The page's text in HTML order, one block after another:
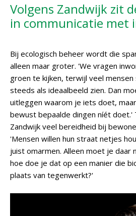
Volgens Zandwijk zit
in communicatie met
Bij ecologisch beheer wordt die
alleen maar groter. 'We vragen
groen te kijken, terwijl veel
steeds als ideaalbeeld zien. Dan
uitleggen waarom je iets doet,
bewust bepaalde dingen níét
Zandwijk veel bereidheid bij
'Mensen willen hun straat netjes
juist omarmen. Alleen moet je daar
hoe doe je dat op een manier die
plaats van tegenwerkt?'